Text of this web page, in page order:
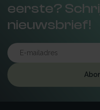
eerste?
nieuwsbrief!